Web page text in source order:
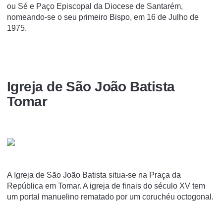
ou Sé e Paço Episcopal da Diocese de Santarém,
nomeando-se o seu primeiro Bispo, em 16 de Julho de
1975.
Igreja de São João Batista
Tomar
A Igreja de São João Batista situa-se na Praça da
República em Tomar. A igreja de finais do século XV tem
um portal manuelino rematado por um coruchéu octogonal.